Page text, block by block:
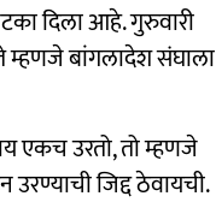
दिला आहे. गुरुवारी
म्हणजे बांगलादेश संघाला
एकच उरतो, तो म्हणजे
जिद्द ठेवायची.